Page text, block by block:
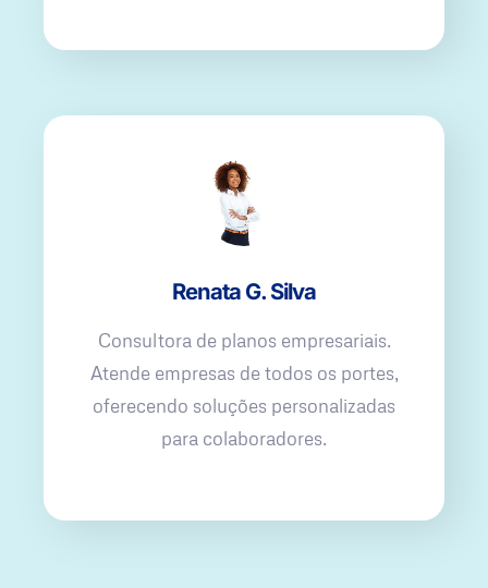
Renata G. Silva
Consultora de planos empresariais.
Atende empresas de todos os portes,
oferecendo soluções personalizadas
para colaboradores.